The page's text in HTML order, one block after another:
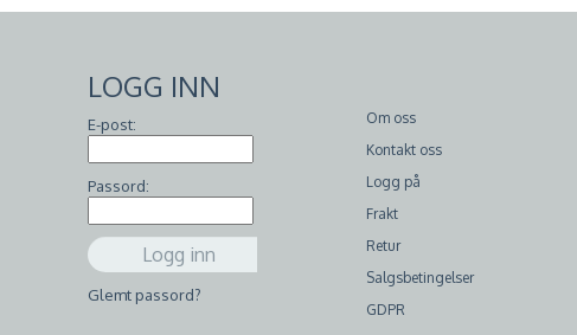
LOGG INN
E-post:
Passord:
Glemt passord?
Om oss
Kontakt oss
Logg på
Frakt
Retur
Salgsbetingelser
GDPR